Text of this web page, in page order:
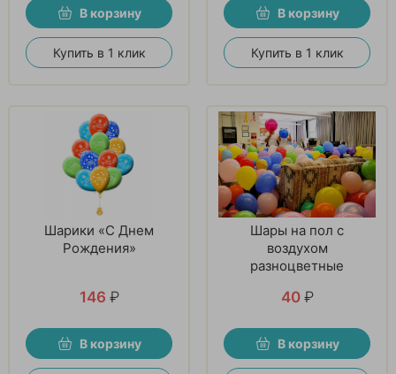
В корзину
Купить в 1 клик
В корзину
Купить в 1 клик
Шарики «С Днем
Рождения»
146 ₽
В корзину
Шары на пол с
воздухом
разноцветные
40 ₽
В корзину